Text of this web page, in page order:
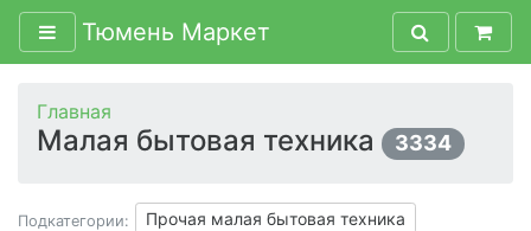
Тюмень Маркет
Главная
Малая бытовая техника 3334
Подкатегории:
Прочая малая бытовая техника